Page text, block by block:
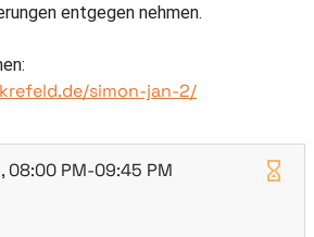
entgegen nehmen.
simon-jan-2/
08:00 PM-09:45 PM